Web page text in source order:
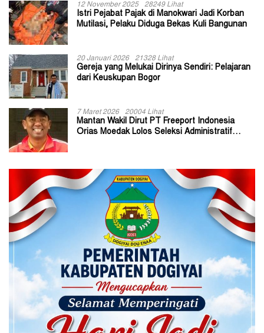
12 November 2025 28249 Lihat
Istri Pejabat Pajak di Manokwari Jadi Korban
Mutilasi, Pelaku Diduga Bekas Kuli Bangunan
20 Januari 2026 21328 Lihat
Gereja yang Melukai Dirinya Sendiri: Pelajaran
dari Keuskupan Bogor
7 Maret 2026 20004 Lihat
Mantan Wakil Dirut PT Freeport Indonesia
Orias Moedak Lolos Seleksi Administratif